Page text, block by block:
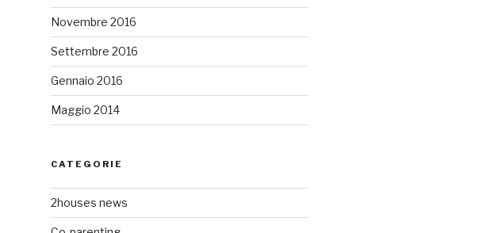
Novembre 2016
Settembre 2016
Gennaio 2016
Maggio 2014
CATEGORIE
2houses news